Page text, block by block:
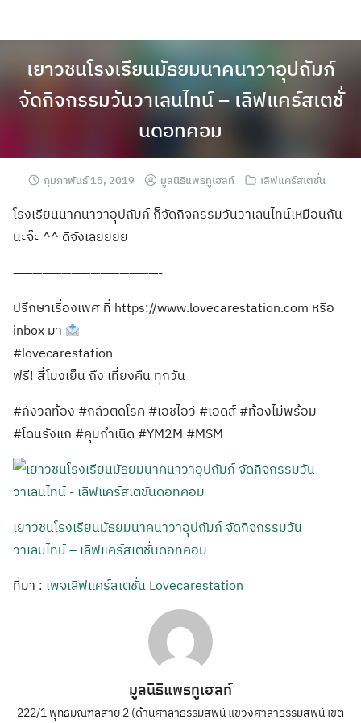
เยาวชนโรงเรียนมัธยมนาคนาวาอุปถัมภ์
จัดกิจกรรมวันวาเลนไทน์ – เลิฟแคร์สเตชั่
นดอทคอม
กุมภาพันธ์ 15, 2019 มูลนิธิแพธทูเฮลท์ เลิฟแคร์สเตชั่น
โรงเรียนนาคนาวาอุปถัมภ์ ก็จัดกิจกรรมวันวาเลนไทน์เหมือนกัน
นะจ๊ะ ^^ ดีจังเลยยยย
———————————————-
ปรึกษาเรื่องเพศ ที่ https://www.lovecarestation.com หรือ
inbox มา
#lovecarestation
ฟรี! สี่โมงเย็น ถึง เที่ยงคืน ทุกวัน
#กังวลท้อง #กลัวติดโรค #เอชไอวี #เอดส์ #ท้องไม่พร้อม
#โดนรังแก #คุมกำเนิด #YM2M #MSM
เยาวชนโรงเรียนมัธยมนาคนาวาอุปถัมภ์ จัดกิจกรรมวัน
วาเลนไทน์ – เลิฟแคร์สเตชั่นดอทคอม
ที่มา : เพจเลิฟแคร์สเตชั่น Lovecarestation
มูลนิธิแพธทูเฮลท์
222/1 พุทธมณฑลสาย 2 (ด้านศาลาธรรมสพน์ แขวงศาลาธรรมสพน์ เขต